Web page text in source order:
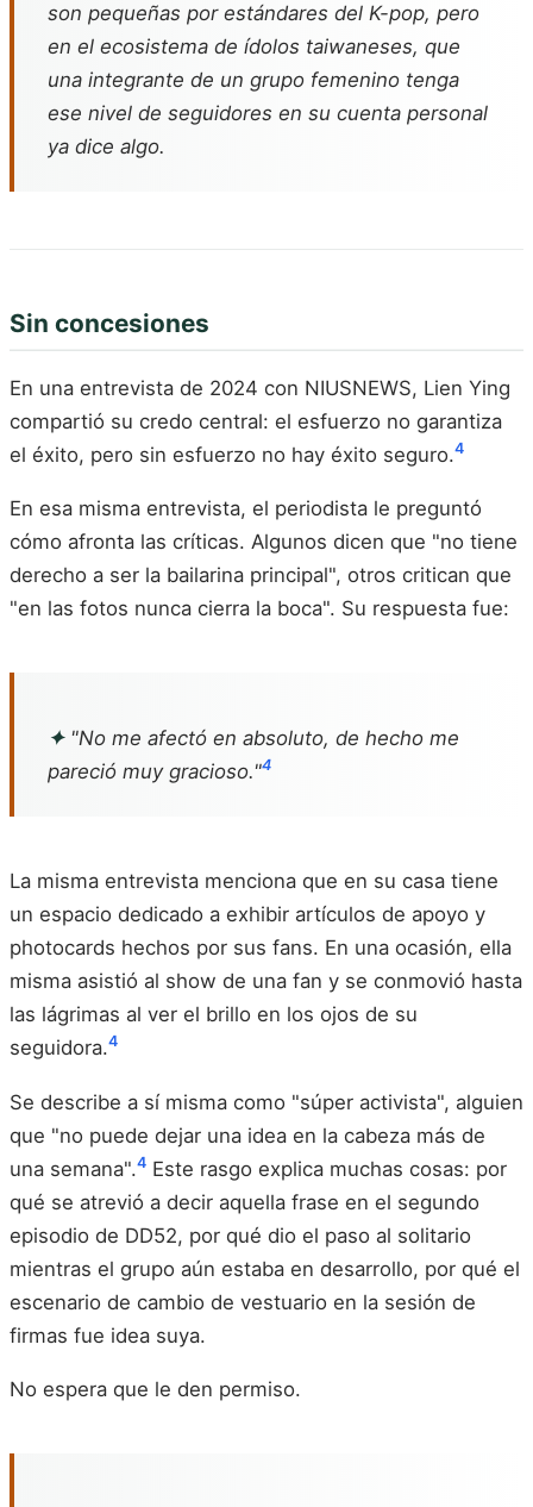
son pequeñas por estándares del K-pop, pero
en el ecosistema de ídolos taiwaneses, que
una integrante de un grupo femenino tenga
ese nivel de seguidores en su cuenta personal
ya dice algo.
Sin concesiones
En una entrevista de 2024 con NIUSNEWS, Lien Ying
compartió su credo central: el esfuerzo no garantiza
el éxito, pero sin esfuerzo no hay éxito seguro.4
En esa misma entrevista, el periodista le preguntó
cómo afronta las críticas. Algunos dicen que "no tiene
derecho a ser la bailarina principal", otros critican que
"en las fotos nunca cierra la boca". Su respuesta fue:
✦"No me afectó en absoluto, de hecho me
pareció muy gracioso."4
La misma entrevista menciona que en su casa tiene
un espacio dedicado a exhibir artículos de apoyo y
photocards hechos por sus fans. En una ocasión, ella
misma asistió al show de una fan y se conmovió hasta
las lágrimas al ver el brillo en los ojos de su
seguidora.4
Se describe a sí misma como "súper activista", alguien
que "no puede dejar una idea en la cabeza más de
una semana".4 Este rasgo explica muchas cosas: por
qué se atrevió a decir aquella frase en el segundo
episodio de DD52, por qué dio el paso al solitario
mientras el grupo aún estaba en desarrollo, por qué el
escenario de cambio de vestuario en la sesión de
firmas fue idea suya.
No espera que le den permiso.